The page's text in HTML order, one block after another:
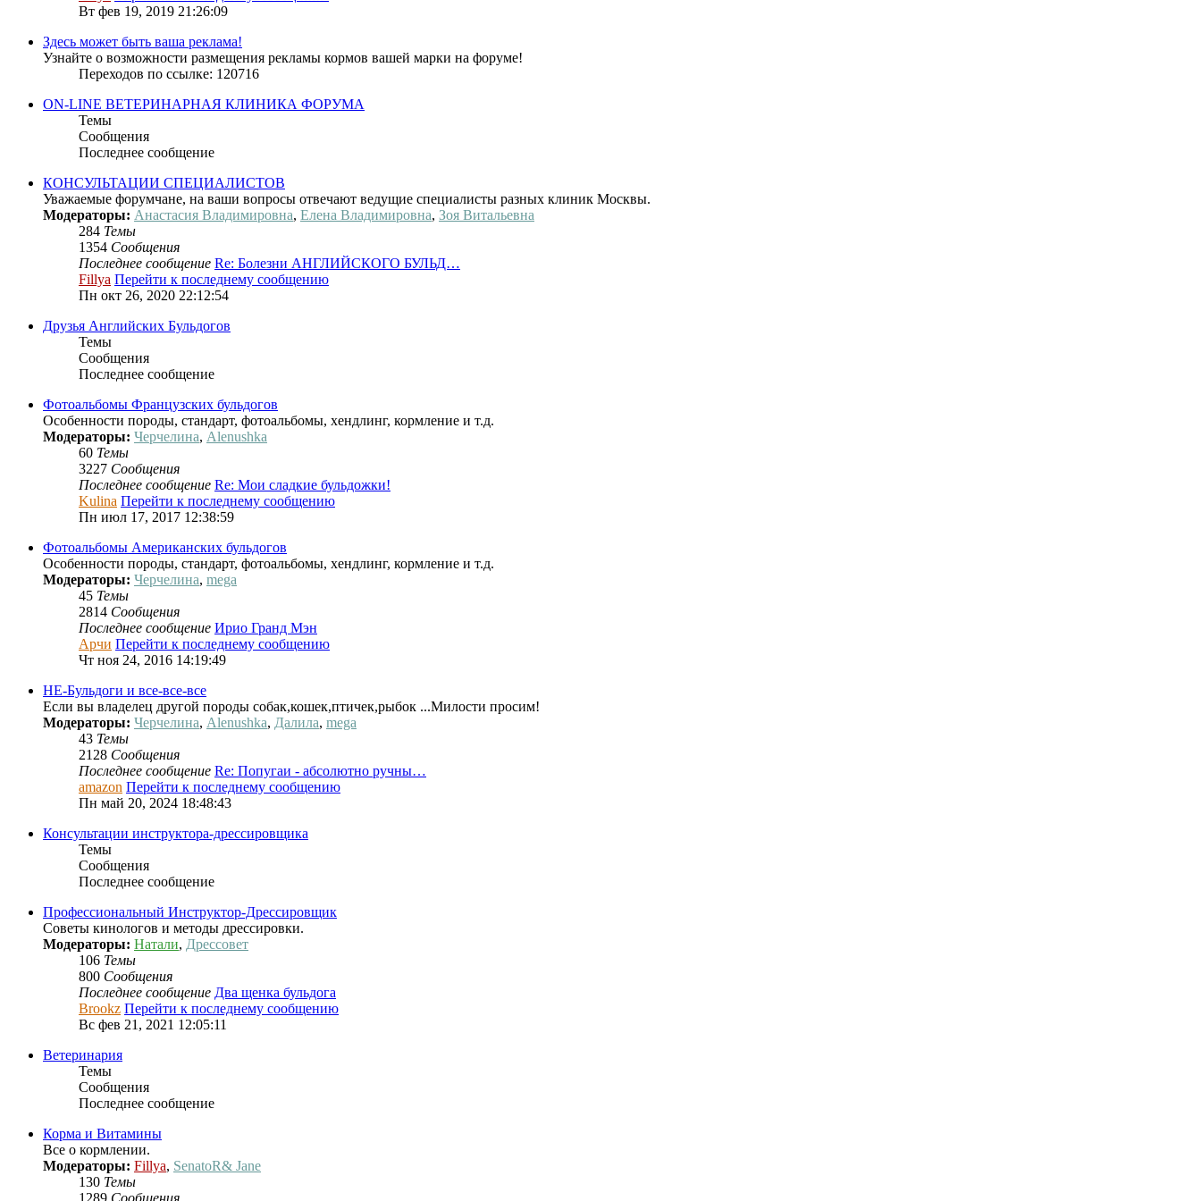
Вт фев 19, 2019 21:26:09
Здесь может быть ваша реклама!
Узнайте о возможности размещения рекламы кормов вашей марки на форуме!
Переходов по ссылке: 120716
ON-LINE ВЕТЕРИНАРНАЯ КЛИНИКА ФОРУМА
Темы
Сообщения
Последнее сообщение
КОНСУЛЬТАЦИИ СПЕЦИАЛИСТОВ
Уважаемые форумчане, на ваши вопросы отвечают ведущие специалисты разных клиник Москвы.
Модераторы: Анастасия Владимировна, Елена Владимировна, Зоя Витальевна
284 Темы
1354 Сообщения
Последнее сообщение Re: Болезни АНГЛИЙСКОГО БУЛЬД…
Fillya Перейти к последнему сообщению
Пн окт 26, 2020 22:12:54
Друзья Английских Бульдогов
Темы
Сообщения
Последнее сообщение
Фотоальбомы Французских бульдогов
Особенности породы, стандарт, фотоальбомы, хендлинг, кормление и т.д.
Модераторы: Черчелина, Alenushka
60 Темы
3227 Сообщения
Последнее сообщение Re: Мои сладкие бульдожки!
Kulina Перейти к последнему сообщению
Пн июл 17, 2017 12:38:59
Фотоальбомы Американских бульдогов
Особенности породы, стандарт, фотоальбомы, хендлинг, кормление и т.д.
Модераторы: Черчелина, mega
45 Темы
2814 Сообщения
Последнее сообщение Ирио Гранд Мэн
Арчи Перейти к последнему сообщению
Чт ноя 24, 2016 14:19:49
НЕ-Бульдоги и все-все-все
Если вы владелец другой породы собак,кошек,птичек,рыбок ...Милости просим!
Модераторы: Черчелина, Alenushka, Далила, mega
43 Темы
2128 Сообщения
Последнее сообщение Re: Попугаи - абсолютно ручны…
amazon Перейти к последнему сообщению
Пн май 20, 2024 18:48:43
Консультации инструктора-дрессировщика
Темы
Сообщения
Последнее сообщение
Профессиональный Инcтруктор-Дрессировщик
Советы кинологов и методы дрессировки.
Модераторы: Натали, Дрессовет
106 Темы
800 Сообщения
Последнее сообщение Два щенка бульдога
Brookz Перейти к последнему сообщению
Вс фев 21, 2021 12:05:11
Ветеринария
Темы
Сообщения
Последнее сообщение
Корма и Витамины
Все о кормлении.
Модераторы: Fillya, SenatoR& Jane
130 Темы